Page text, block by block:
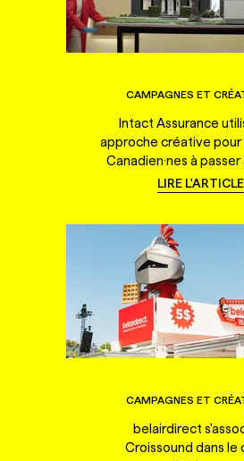
CAMPAGNES ET
Intact Assurance
approche créative pour
Canadien·nes à
LIRE L'ARTICLE
CAMPAGNES ET
belairdirect
Croissound dans le